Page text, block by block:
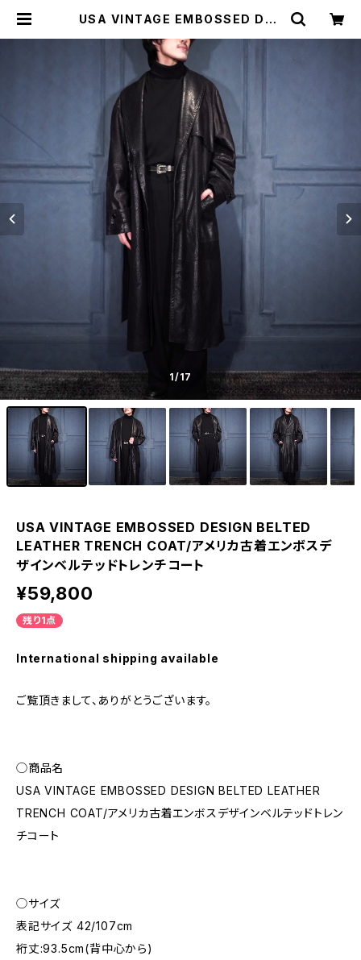
USA VINTAGE EMBOSSED DES
H COAT/アメリカ古着エンボスデザ
インベルテッドトレンチコート | Titt
i Vintage
1/17
USA VINTAGE EMBOSSED DESIGN BELTED
LEATHER TRENCH COAT/アメリカ古着エンボスデ
ザインベルテッドトレンチコート
¥59,800
残り1点
International shipping available
ご覧頂きまして、ありがとうございます。
◯商品名
USA VINTAGE EMBOSSED DESIGN BELTED LEATHER
TRENCH COAT/アメリカ古着エンボスデザインベルテッドトレン
チコート
◯サイズ
表記サイズ 42/107cm
裄丈:93.5cm(背中心から)